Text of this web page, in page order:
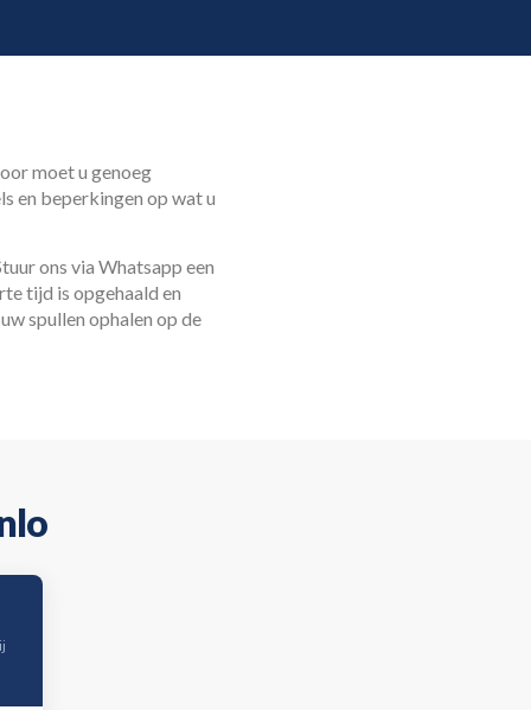
moet u genoeg
en beperkingen op wat u
ons via Whatsapp een
tijd is opgehaald en
spullen ophalen op de